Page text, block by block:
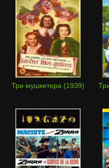
Три мушкетера (1939)